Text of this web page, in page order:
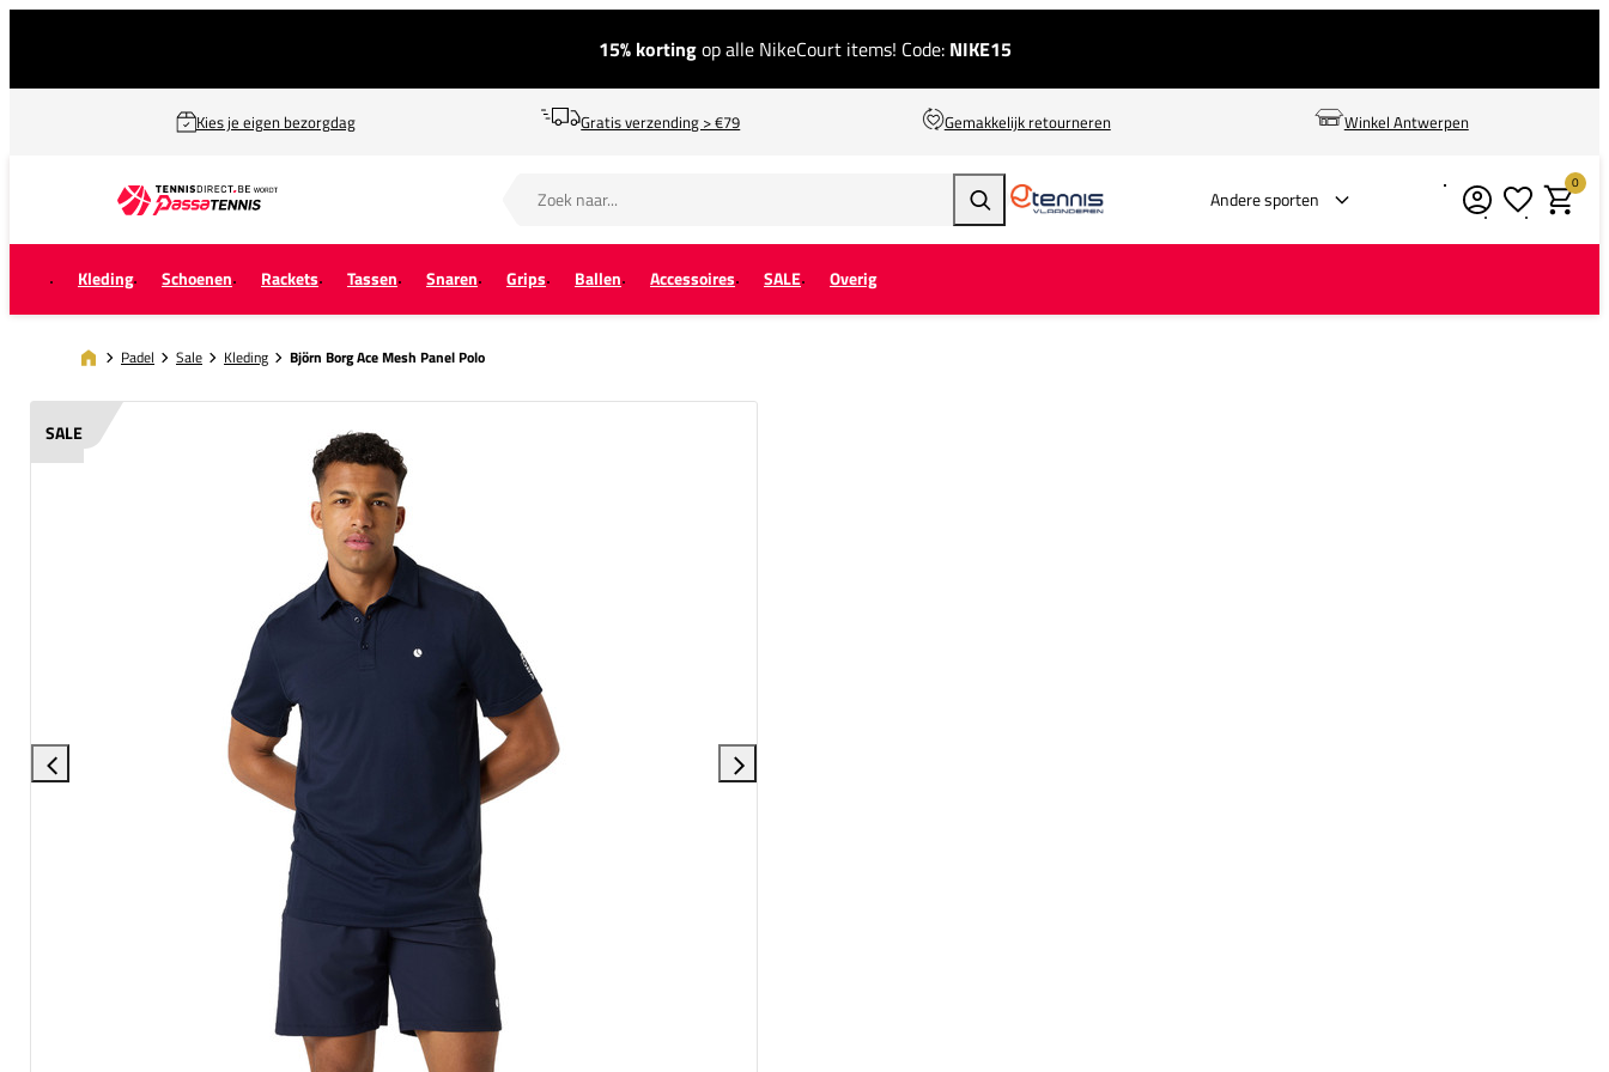
15% kortingop alle NikeCourt items! Code: NIKE15
Kies je eigen bezorgdag Gratis verzending > €79 Gemakkelijk retourneren Winkel Antwerpen
Zoeken Andere sporten Verlanglijstje
0
Kleding Schoenen Rackets Tassen Snaren Grips Ballen Accessoires SALE Overig
Padel Sale Kleding Björn Borg Ace Mesh Panel Polo
SALE